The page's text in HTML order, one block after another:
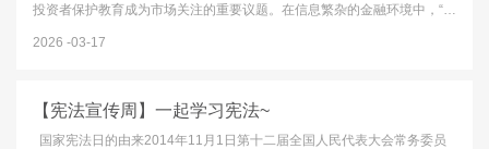
投资者保护教育成为市场关注的重要议题。在信息繁杂的金融环境中，“高
2026 03-17
【宪法宣传周】一起学习宪法~
国家宪法日的由来2014年11月1日第十二届全国人民代表大会常务委员